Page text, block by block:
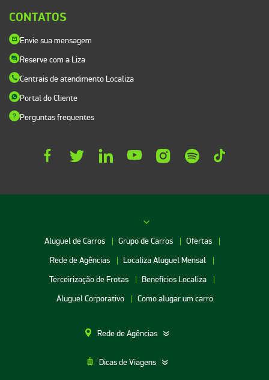
CONTATOS
Envie sua mensagem
Reserve com a Liza
Centrais de atendimento Localiza
Portal do Cliente
Perguntas frequentes
Aluguel de Carros Grupo de Carros
Ofertas
Rede de Agências
Localiza Aluguel Mensal
Terceirização de Frotas
Benefícios Localiza
Aluguel Corporativo
Como alugar um carro
Rede de Agências
Dicas de Viagens